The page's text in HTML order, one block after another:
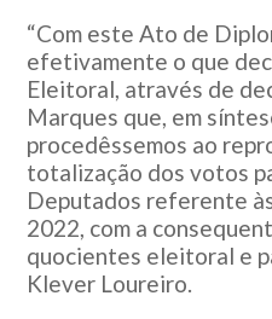
“Com este Ato de
efetivamente o que
Eleitoral, através de
Marques que, em
procedêssemos ao
totalização dos votos
Deputados referente
2022, com a
quocientes eleitoral e
Klever Loureiro.